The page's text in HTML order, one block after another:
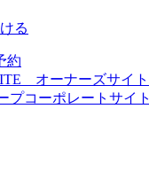
る
約
オーナーズサイト
プコーポレートサイト